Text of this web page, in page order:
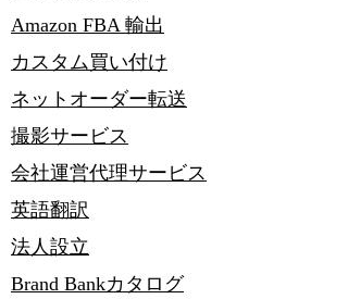
​Amazon FBA 輸出
​カスタム買い付け
ネットオーダー​転送
撮影サービス
会社運営代理サービス
​英語翻訳
法人設立
Brand Bankカタログ